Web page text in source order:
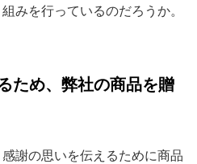
みを行っているのだろうか。
ため、弊社の商品を贈
謝の思いを伝えるために商品